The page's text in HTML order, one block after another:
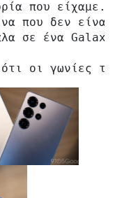
που είχαμε.
που δεν
σε ένα
ότι οι γωνίες